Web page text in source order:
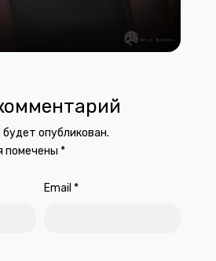
опубликован.
помечены *
Email *